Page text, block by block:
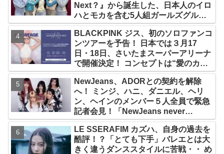
Next？』から誕生した、日本人のイロ
ハとモカを含む5人組ガールズグルー
プ！ デビュー曲「Magnetic」がいき
なりの大ヒット
BLACKPINK ジス、初のソロファンコ
ンツアーを予告！ 日本では３月17
日・18日、さいたまスーパーアリーナ
で開催決定！ コンセプトは“愛のカケ
ラ”！？ 14日には新アルバム
『AMORTAGE』もリリース
NewJeans、ADORとの契約を解除
へ！ ミンジ、ハニ、ダニエル、ヘリ
ン、ヘインのメンバー５人全員で緊急
記者会見！「NewJeans never
dies!」と微笑みの宣言！ ADOR側、
2029年まで契約有効と主張
LE SSERAFIM カズハ、自身の過去を
酷評！？「とても下手」バレエとは大
きく違うダンススタイルに苦戦・・ め